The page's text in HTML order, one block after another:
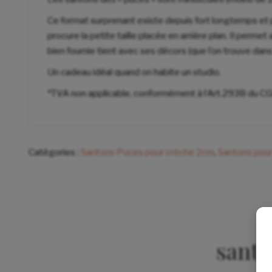
Ce format surprenant existe depuis fort longtemps
procure la petite taille placée en arrière plan. Il permet
bien fournie tient avec ses décors (que l’on trouve
Un cadeau idéal quand on habite un studio.
*TVA non applicable, conformément à l’Art.293B du
Catégories : Santons Puces pour crèche 2cm Santons